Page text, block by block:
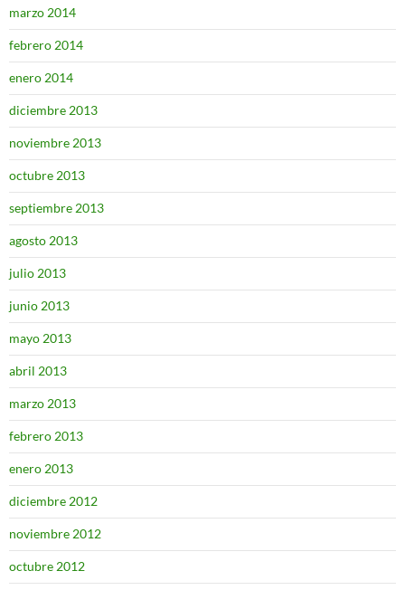
marzo 2014
febrero 2014
enero 2014
diciembre 2013
noviembre 2013
octubre 2013
septiembre 2013
agosto 2013
julio 2013
junio 2013
mayo 2013
abril 2013
marzo 2013
febrero 2013
enero 2013
diciembre 2012
noviembre 2012
octubre 2012